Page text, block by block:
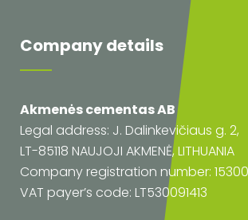
Company details
Akmenės cementas AB
Legal address: J. Dalinkevičiaus g. 2,
LT-85118 NAUJOJI AKMENĖ, LITHUANIA
Company registration number:
VAT payer’s code: LT530091413